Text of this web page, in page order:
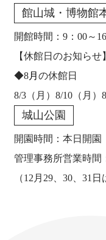
館山城・博物館
開館時間：9：00～
【休館日のお知らせ】
◆8月の休館日
8/3（月）8/10（月）
城山公園
開園時間：本日開園
管理事務所営業時間
（12月29、30、31日